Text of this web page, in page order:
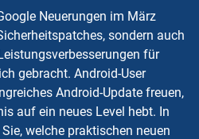
Neuerungen im März
sondern auch
für
gebracht. Android-User
Android-Update freuen,
auf ein neues Level hebt. In
welche praktischen neuen